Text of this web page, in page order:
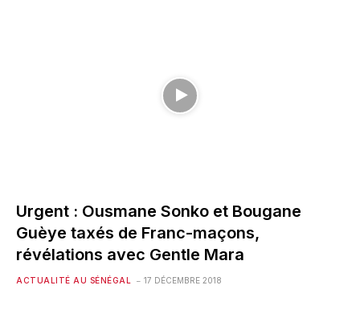
Urgent : Ousmane Sonko et Bougane
Guèye taxés de Franc-maçons,
révélations avec Gentle Mara
ACTUALITÉ AU SÉNÉGAL 17 DÉCEMBRE 2018